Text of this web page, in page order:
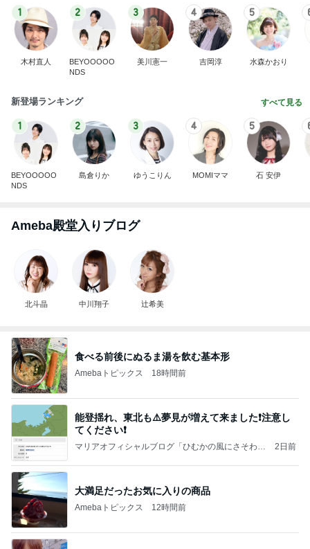
1
木村直人
2
BEYOOOOO
NDS
3
美川憲一
4
吉岡淳
5
水森かおり
新登場ランキング すべて見る
1
BEYOOOOO
NDS
2
島倉りか
3
ゆうこりん
4
MOMIママ
5
石 安伊
Ameba殿堂入りブログ
北斗晶 中川翔子 辻希美
食べる前後にぬるま湯を飲む基本形
Amebaトピックス 18時間前
能登揺れ、東北も⚠️夢見が増えて来ました❗️注意し
てください❗️
マリアオフィシャルブログ「ひむかの風にさそわれ
2日前
大満足だったお気に入りの商品
Amebaトピックス 12時間前